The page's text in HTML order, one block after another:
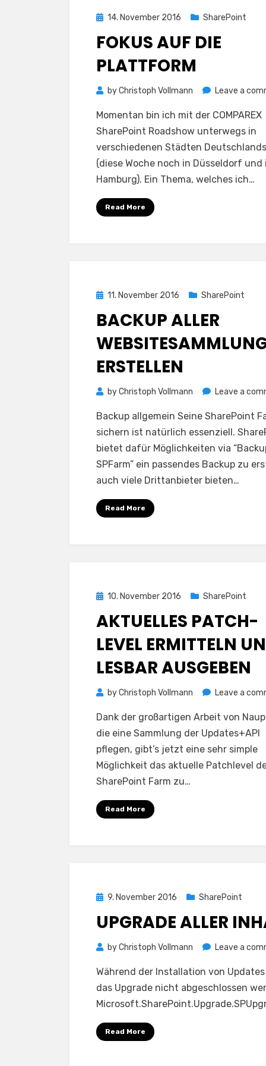
Posted
14. November 2016 SharePoint
FOKUS AUF DIE
PLATTFORM
byChristoph Vollmann Leave a
Momentan bin ich mit der COMPAREX
SharePoint Roadshow unterwegs in
verschiedenen Städten Deutschlands
(diese Woche noch in Düsseldorf und
Hamburg). Ein Thema, welches ich…
Read More
Posted
11. November 2016 SharePoint
BACKUP ALLER
ERSTELLEN
byChristoph Vollmann Leave a
Backup allgemein Seine SharePoint
sichern ist natürlich essenziell.
bietet dafür Möglichkeiten via
SPFarm” ein passendes Backup zu
auch viele Drittanbieter bieten…
Read More
Posted
10. November 2016 SharePoint
AKTUELLES PATCH-
LEVEL ERMITTELN
LESBAR AUSGEBEN
byChristoph Vollmann Leave a
Dank der großartigen Arbeit von
die eine Sammlung der Updates+API
pflegen, gibt’s jetzt eine sehr simple
Möglichkeit das aktuelle Patchlevel
SharePoint Farm zu…
Read More
Posted
9. November 2016 SharePoint
UPGRADE ALLER
byChristoph Vollmann Leave a
Während der Installation von
das Upgrade nicht abgeschlossen
Read More